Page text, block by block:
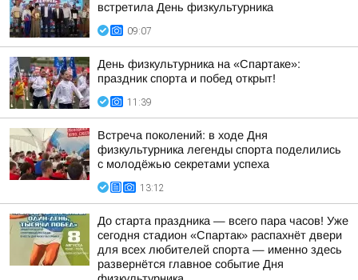
встретила День физкультурника
09:07
День физкультурника на «Спартаке»:
праздник спорта и побед открыт!
11:39
Встреча поколений: в ходе Дня
физкультурника легенды спорта поделились
с молодёжью секретами успеха
13:12
До старта праздника — всего пара часов! Уже
сегодня стадион «Спартак» распахнёт двери
для всех любителей спорта — именно здесь
развернётся главное событие Дня